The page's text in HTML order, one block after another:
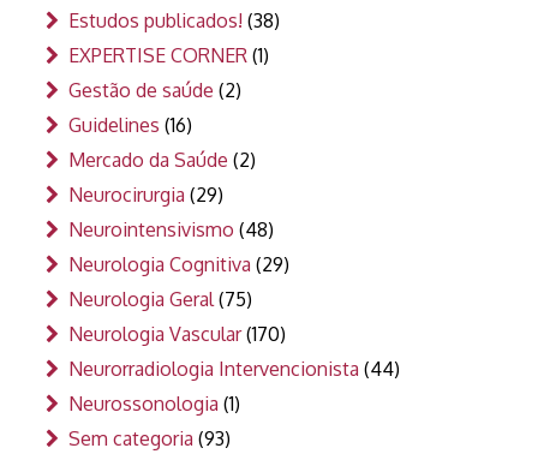
Estudos publicados! (38)
EXPERTISE CORNER (1)
Gestão de saúde (2)
Guidelines (16)
Mercado da Saúde (2)
Neurocirurgia (29)
Neurointensivismo (48)
Neurologia Cognitiva (29)
Neurologia Geral(75)
Neurologia Vascular(170)
Neurorradiologia Intervencionista (44)
Neurossonologia (1)
Sem categoria (93)